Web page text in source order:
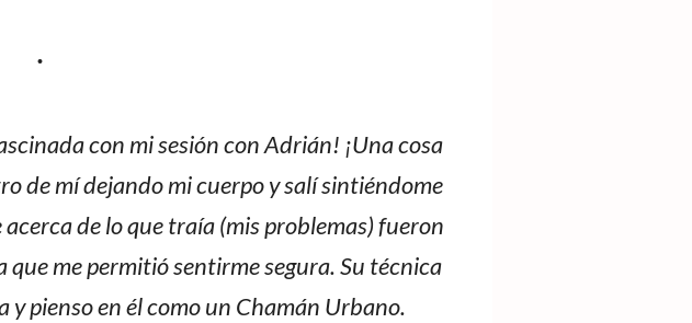
con mi sesión con Adrián! ¡Una cosa
de mí dejando mi cuerpo y salí sintiéndome
de lo que traía (mis problemas) fueron
me permitió sentirme segura. Su técnica
pienso en él como un Chamán Urbano.